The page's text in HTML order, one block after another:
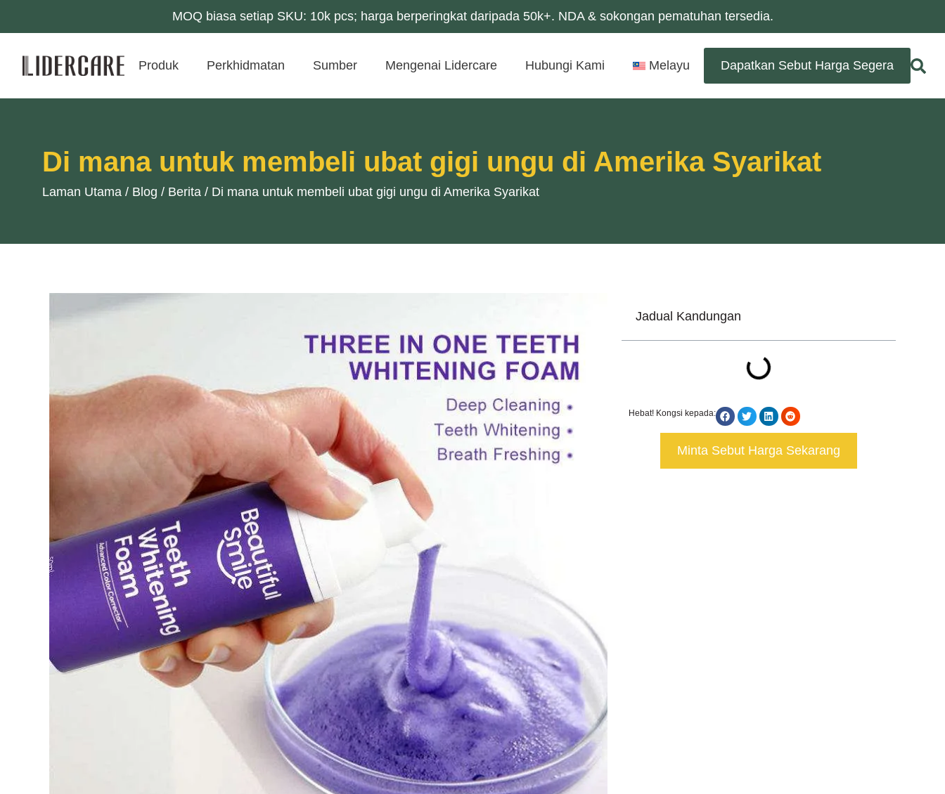
MOQ biasa setiap SKU: 10k pcs; harga berperingkat daripada 50k+. NDA & sokongan pematuhan tersedia.
Produk Perkhidmatan Sumber Mengenai Lidercare Hubungi Kami Melayu Dapatkan Sebut Harga Segera
Di mana untuk membeli ubat gigi ungu di Amerika Syarikat
Laman Utama / Blog / Berita / Di mana untuk membeli ubat gigi ungu di Amerika Syarikat
Jadual Kandungan
Hebat! Kongsi kepada:
Minta Sebut Harga Sekarang